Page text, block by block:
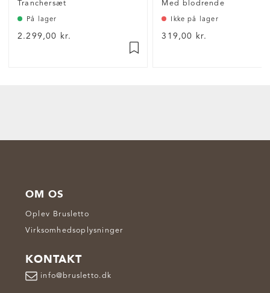
Tranchersæt
På lager
2.299,00 kr.
Med blodrende
Ikke på lager
319,00 kr.
OM OS
Oplev Brusletto
Virksomhedsoplysninger
KONTAKT
info@brusletto.dk